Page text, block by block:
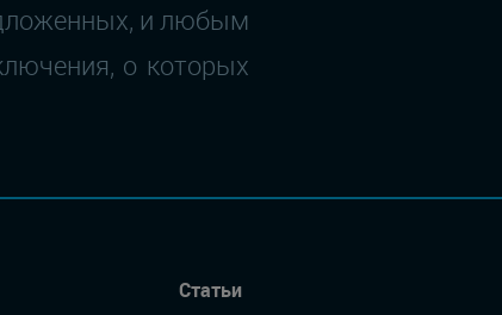
и любым
о которых
Статьи